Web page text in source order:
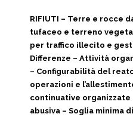
RIFIUTI – Terre e rocce
tufaceo e terreno
per traffico illecito e
Differenze – Attività
– Configurabilità del
operazioni e
continuative
abusiva – Soglia minima